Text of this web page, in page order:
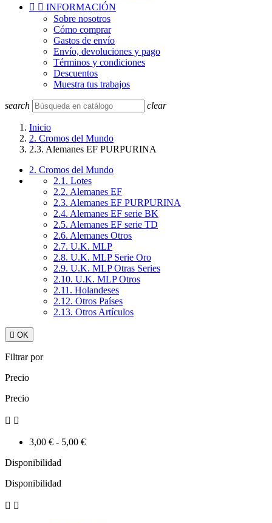
  INFORMACIÓN
Sobre nosotros
Cómo comprar
Gastos de envío
Envío, devoluciones y pago
Términos y condiciones
Descuentos
Muestra tus trabajos
search clear
Inicio
2. Cromos del Mundo
2.3. Alemanes EF PURPURINA
2. Cromos del Mundo
2.1. Lotes
2.2. Alemanes EF
2.3. Alemanes EF PURPURINA
2.4. Alemanes EF serie BK
2.5. Alemanes EF serie TD
2.6. Alemanes Otros
2.7. U.K. MLP
2.8. U.K. MLP Serie Oro
2.9. U.K. MLP Otras Series
2.10. U.K. MLP Otros
2.11. Holandeses
2.12. Otros Países
2.13. Otros Artículos
 OK
Filtrar por
Precio
Precio
 
3,00 € - 5,00 €
Disponibilidad
Disponibilidad
 